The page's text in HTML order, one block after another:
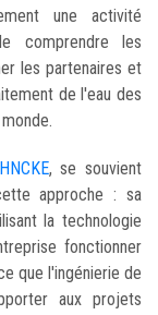
une activité
comprendre les
les partenaires et
de l'eau des
, se souvient
approche : sa
la technologie
fonctionner
que l'ingénierie de
aux projets